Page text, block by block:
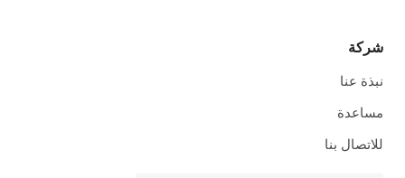
شركة
نبذة عنا
مساعدة
للاتصال بنا